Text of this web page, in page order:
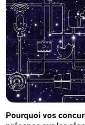
Pourquoi vos